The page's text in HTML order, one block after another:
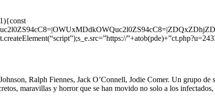
Ralph Fiennes, Jack O’Connell, Jodie Comer. Un grupo
maravillas y horror que se han movido no solo a los